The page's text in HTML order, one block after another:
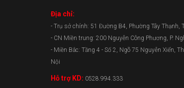
Địa chỉ:
- Trụ sở chính: 51 Đường B4, Phường Tây Thạnh,
- CN Miền trung: 200 Nguyễn Công Phương, P.
- Miền Bắc: Tầng 4 - Số 2, Ngõ 75 Nguyễn Xiển,
Nội
Hỗ trợ KD: 0528.994.333